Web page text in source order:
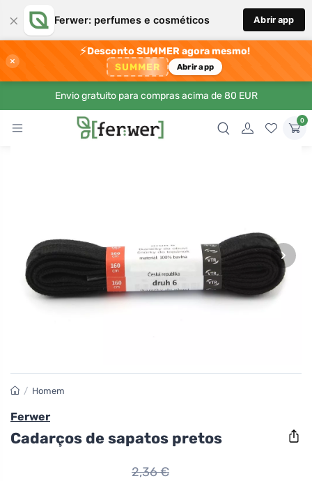
× Ferwer: perfumes e cosméticos Abrir app
×
⚡Desconto SUMMER agora mesmo!
SUMMER Abrir app
Envio gratuito para compras acima de 80 EUR
0
›
/ Homem
Ferwer
Cadarços de sapatos pretos
2,36 €